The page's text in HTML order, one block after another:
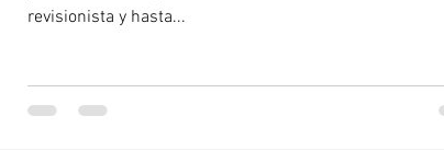
revisionista y hasta...